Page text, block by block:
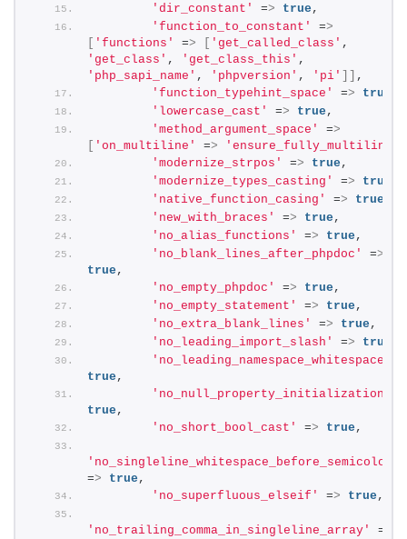
'dir_constant'
=> true ,
'function_to_constant'
=>
'functions' => 'get_called_class'
'get_class' , 'get_class_this'
'php_sapi_name' , 'phpversion' , 'pi'
,
'function_typehint_space'
=> true
'lowercase_cast'
=> true ,
'method_argument_space'
=>
'on_multiline' => 'ensure_fully_multiline'
'modernize_strpos'
=> true ,
'modernize_types_casting'
=> true
'native_function_casing'
=> true
'new_with_braces'
=> true ,
'no_alias_functions'
=> true ,
'no_blank_lines_after_phpdoc'
=>
true ,
'no_empty_phpdoc'
=> true ,
'no_empty_statement'
=> true ,
'no_extra_blank_lines'
=> true ,
'no_leading_import_slash'
=> true
'no_leading_namespace_whitespace'
true ,
'no_null_property_initialization'
true ,
'no_short_bool_cast'
=> true ,
'no_singleline_whitespace_before_semicolons'
=> true ,
'no_superfluous_elseif'
=> true ,
'no_trailing_comma_in_singleline_array' =